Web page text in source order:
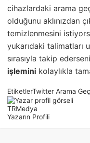
cihazlardaki arama
olduğunu aklınızdan
temizlenmesini
yukarıdaki talimatları
sırasıyla takip
işlemini kolaylıkla
EtiketlerTwitter Arama
TRMedya
Yazarın Profili